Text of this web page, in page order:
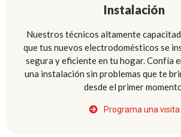
Instalación
Nuestros técnicos altamente
que tus nuevos electrodomésticos se
segura y eficiente en tu hogar. Confía
una instalación sin problemas que te
desde el primer
Programa una visita